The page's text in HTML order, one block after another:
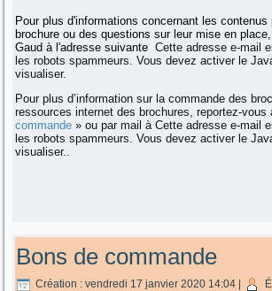
Pour plus d'informations concernant les contenus
brochure ou des questions sur leur mise en
Gaud à l'adresse suivante Cette adresse e-mail
les robots spammeurs. Vous devez activer le
visualiser.
Pour plus d’information sur la commande des
ressources internet des brochures, reportez-vous
commande » ou par mail àCette adresse e-mail
les robots spammeurs. Vous devez activer le
visualiser.
Bons de commande
Création : vendredi 17 janvier 2020 14:04 |